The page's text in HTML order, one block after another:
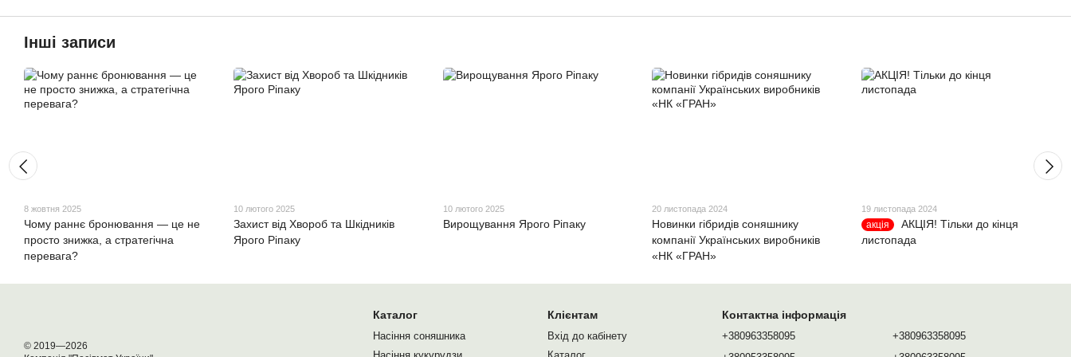
Інші записи
8 жовтня 2025
Чому раннє бронювання — це не
просто знижка, а стратегічна
перевага?
10 лютого 2025
Захист від Хвороб та Шкідників
Ярого Ріпаку
10 лютого 2025
Вирощування Ярого Ріпаку
20 листопада 2024
Новинки гібридів соняшнику
компанії Українських виробників
«НК «ГРАН»
19 листопада 2024
акція
АКЦІЯ! Тільки до кінця
листопада
© 2019—2026
Каталог
Насіння соняшника
Клієнтам
Вхід до кабінету
Контактна інформація
+380963358095
+380963358095